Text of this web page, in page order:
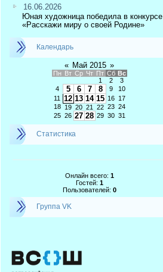
16.06.2026
Юная художница победила в конкурсе
«Расскажи миру о своей Родине»
Календарь
« Май 2015 »
Пн Вт Ср Чт Пт Сб Вс
1
2
3
4
5 6 7 8 9
10
11
12 13 14 15 16 17
18
19 20 21 22 23 24
25 26 27 28 29 30 31
Статистика
Онлайн всего: 1
Гостей: 1
Пользователей: 0
Группа VK